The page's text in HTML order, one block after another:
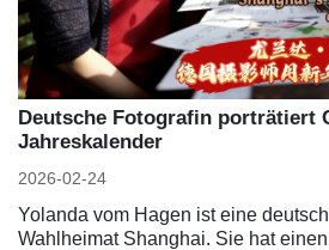
Deutsche Fotografin porträtiert
Jahreskalender
2026-02-24
Yolanda vom Hagen ist eine
Wahlheimat Shanghai. Sie hat